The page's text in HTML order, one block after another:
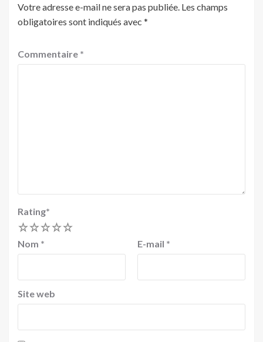
Votre adresse e-mail ne sera pas publiée. Les champs
obligatoires sont indiqués avec *
Commentaire *
Rating*
5
4
3
2
Nom * E-mail *
Site web